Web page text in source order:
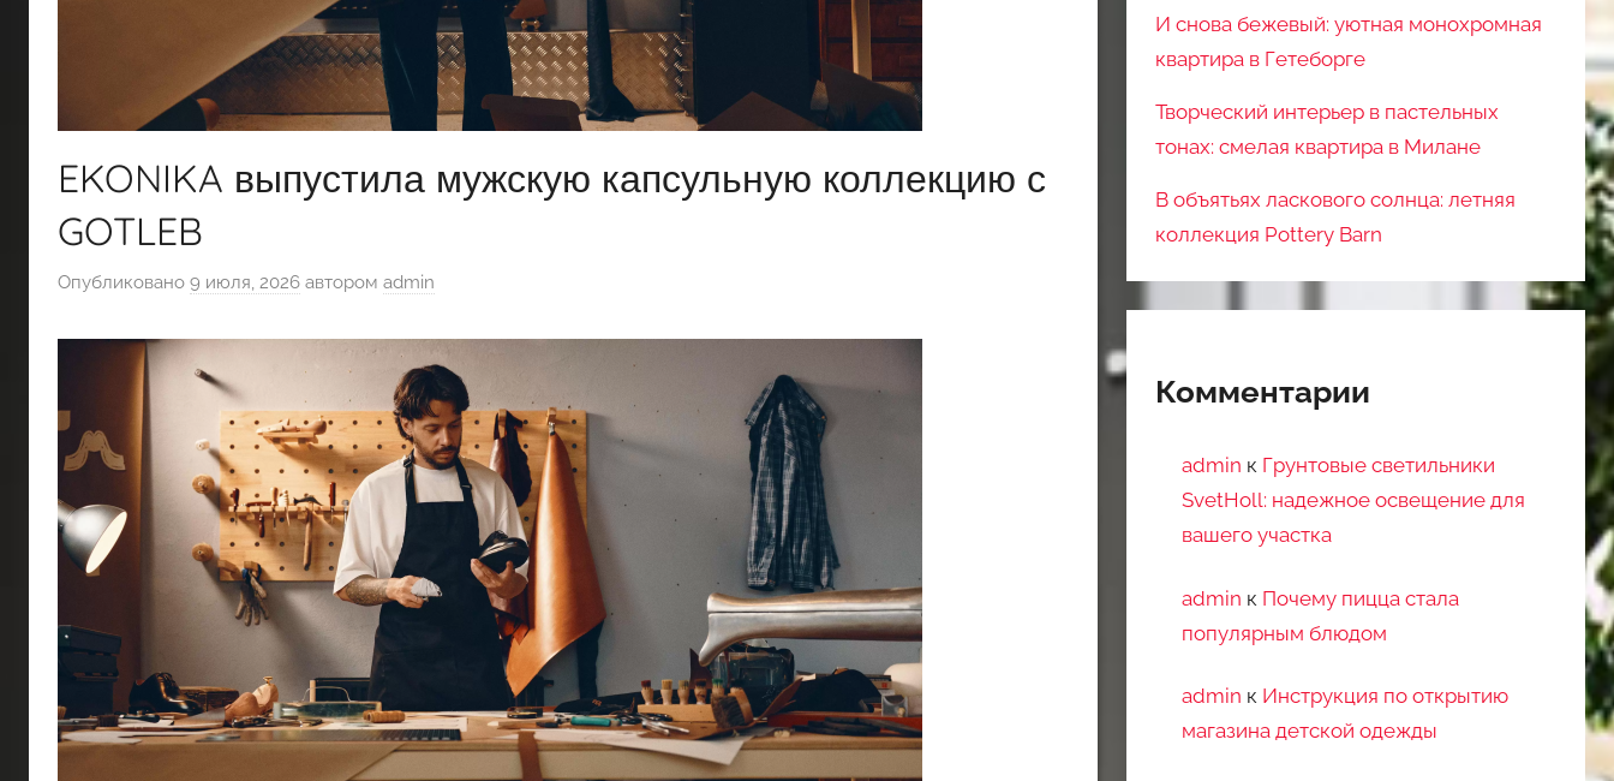
EKONIKA выпустила мужскую капсульную коллекцию с
GOTLEB
Опубликовано 9 июля, 2026 автором admin
И снова бежевый: уютная монохромная
квартира в Гетеборге
Творческий интерьер в пастельных
тонах: смелая квартира в Милане
В объятьях ласкового солнца: летняя
коллекция Pottery Barn
Комментарии
admin к Грунтовые светильники
SvetHoll: надежное освещение для
вашего участка
admin к Почему пицца стала
популярным блюдом
admin к Инструкция по открытию
магазина детской одежды